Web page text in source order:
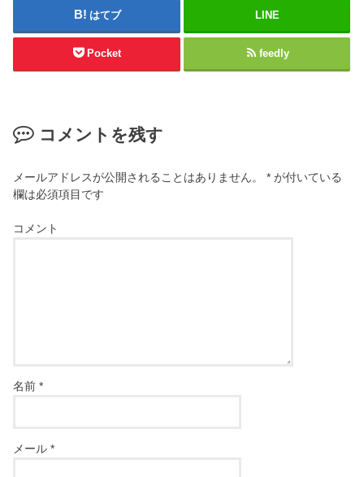
はてブ LINE
Pocket feedly
コメントを残す
メールアドレスが公開されることはありません。 * が付いている
欄は必須項目です
コメント
名前*
メール*